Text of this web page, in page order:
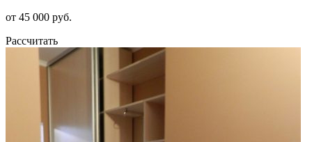
от 45 000 руб.
Рассчитать